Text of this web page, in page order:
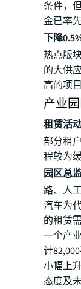
条件，
金已率
下降0.5%
热点版
的大供
高的项
产业
租赁活
部分租
程较为缓
园区总
路、人
汽车为
的租赁
一个产
计
小幅上
态度及